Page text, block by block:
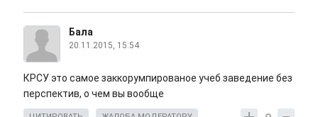
Бала
20.11.2015, 15:54
КРСУ это самое заккорумпированое учеб заведение без
перспектив, о чем вы вообще